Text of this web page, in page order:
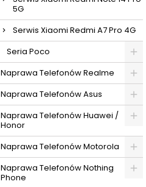
5G
Serwis Xiaomi Redmi A7 Pro 4G
Seria Poco
Naprawa Telefonów Realme
Naprawa Telefonów Asus
Naprawa Telefonów Huawei /
Honor
Naprawa Telefonów Motorola
Naprawa Telefonów Nothing
Phone